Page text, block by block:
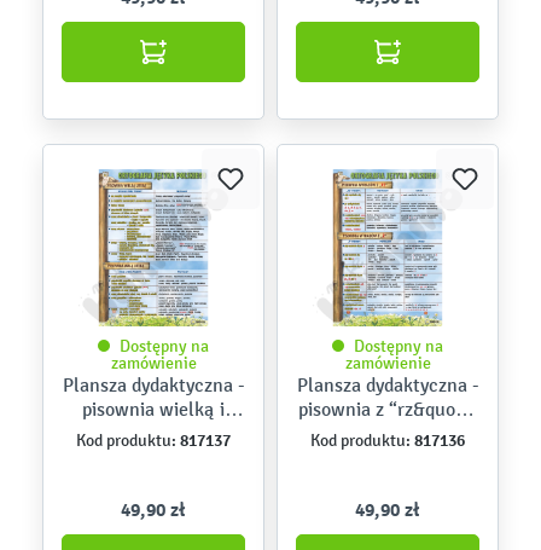
Dostępny na
zamówienie
Plansza dydaktyczna -
pisownia wielką i
małą literą
Kod produktu: 817137
49,90 zł
Dostępny na
zamówienie
Plansza dydaktyczna -
pisownia z “rz&quot; i
“ż&quot;
Kod produktu: 817136
49,90 zł